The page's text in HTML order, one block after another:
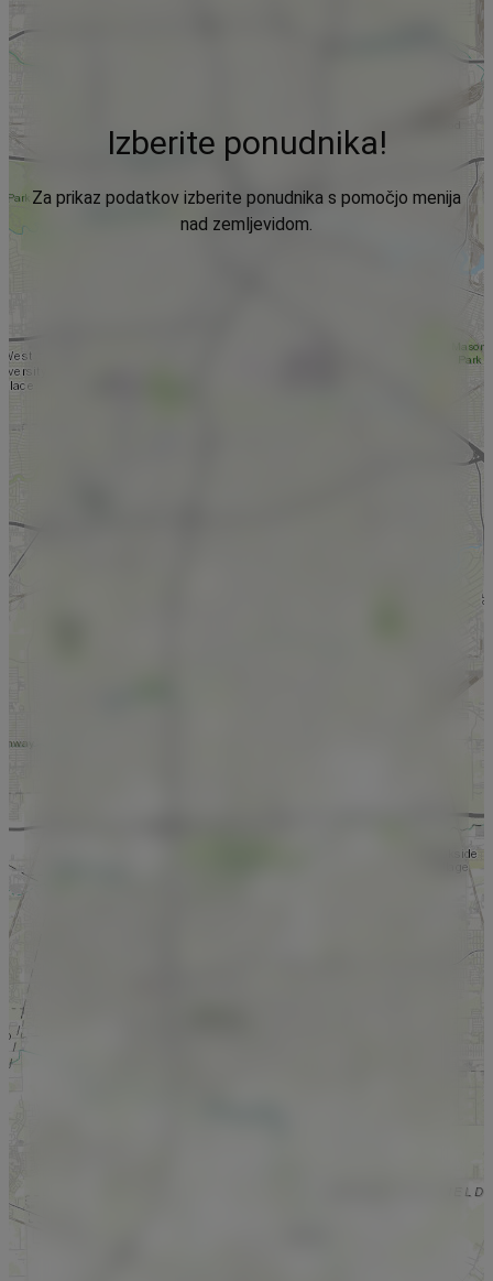
Izberite ponudnika!
Za prikaz podatkov izberite ponudnika s pomočjo menija
nad zemljevidom.